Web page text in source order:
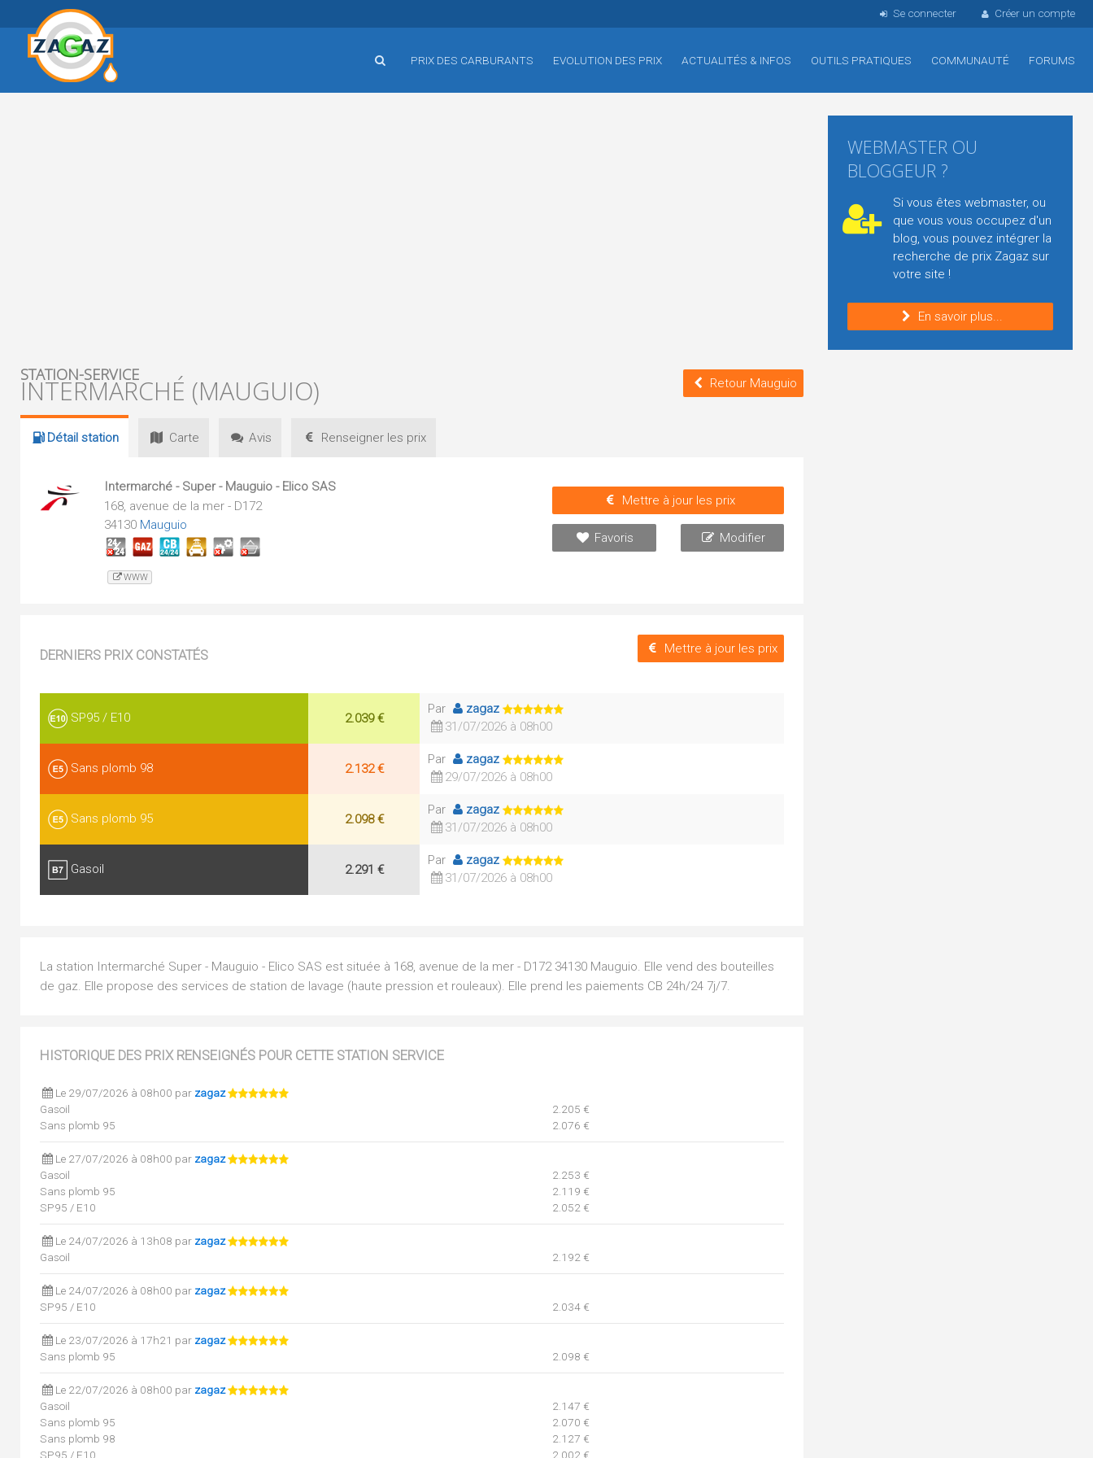
Se connecter Créer un compte
PRIX DES CARBURANTS EVOLUTION DES PRIX ACTUALITÉS & INFOS OUTILS PRATIQUES COMMUNAUTÉ FORUMS
STATION-SERVICE
INTERMARCHÉ (MAUGUIO) Retour Mauguio
Détail station Carte Avis Renseigner les prix
Intermarché - Super - Mauguio - Elico SAS
168, avenue de la mer - D172
34130 Mauguio
WWW
Mettre à jour les prix
Favoris Modifier
DERNIERS PRIX CONSTATÉS Mettre à jour les prix
SP95 / E10 2.039 €
Par
zagaz
31/07/2026 à 08h00
Sans plomb 98 2.132 €
Par
zagaz
29/07/2026 à 08h00
Sans plomb 95 2.098 €
Par
zagaz
31/07/2026 à 08h00
Gasoil 2.291 €
Par
zagaz
31/07/2026 à 08h00
La station Intermarché Super - Mauguio - Elico SAS est située à 168, avenue de la mer - D172 34130 Mauguio. Elle vend des bouteilles
de gaz. Elle propose des services de station de lavage (haute pression et rouleaux). Elle prend les paiements CB 24h/24 7j/7.
HISTORIQUE DES PRIX RENSEIGNÉS POUR CETTE STATION SERVICE
Le 29/07/2026 à 08h00 par zagaz
Gasoil
2.205 €
Sans plomb 95
2.076 €
Le 27/07/2026 à 08h00 par zagaz
Gasoil
2.253 €
Sans plomb 95
2.119 €
SP95 / E10
2.052 €
Le 24/07/2026 à 13h08 par zagaz
Gasoil
2.192 €
Le 24/07/2026 à 08h00 par zagaz
SP95 / E10
2.034 €
Le 23/07/2026 à 17h21 par zagaz
Sans plomb 95
2.098 €
Le 22/07/2026 à 08h00 par zagaz
Gasoil
2.147 €
Sans plomb 95
2.070 €
Sans plomb 98
2.127 €
SP95 / E10
2.002 €
WEBMASTER OU
BLOGGEUR ?
Si vous êtes webmaster, ou
que vous vous occupez d'un
blog, vous pouvez intégrer la
recherche de prix Zagaz sur
votre site !
En savoir plus...